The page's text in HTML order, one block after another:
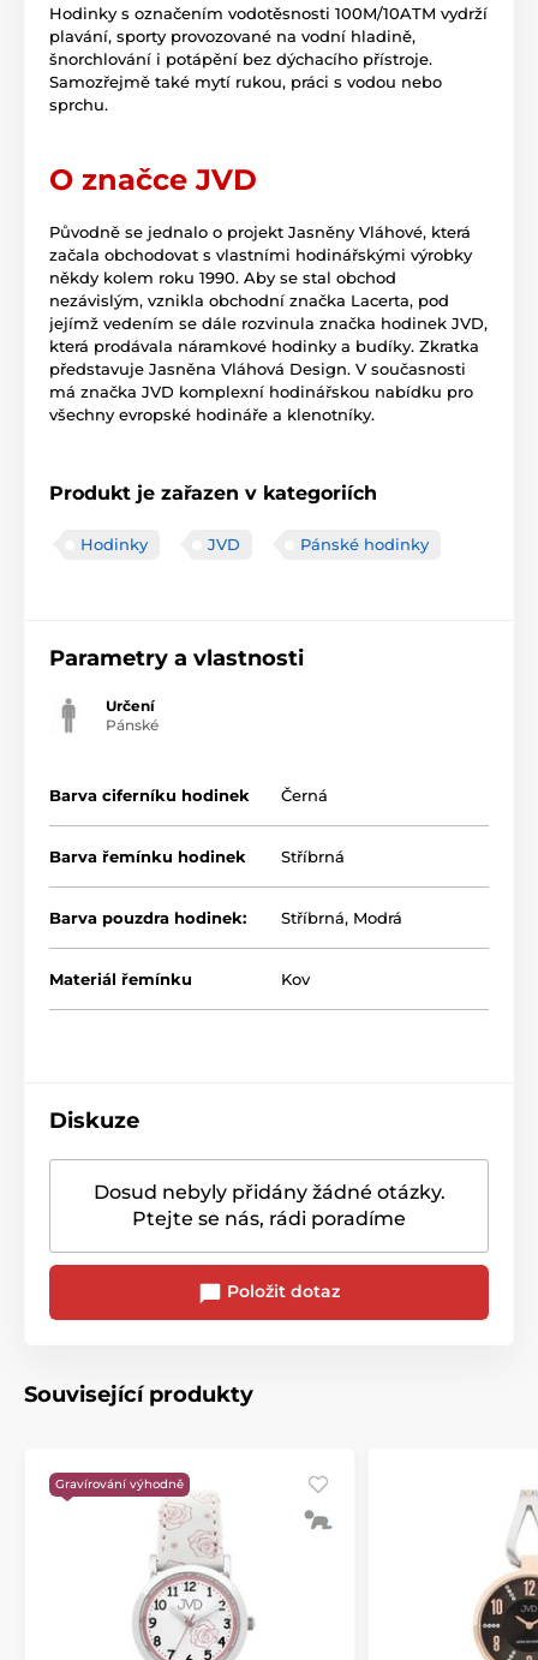
Hodinky s označením vodotěsnosti 100M/10ATM vydrží
plavání, sporty provozované na vodní hladině,
šnorchlování i potápění bez dýchacího přístroje.
Samozřejmě také mytí rukou, práci s vodou nebo
sprchu.
O značce JVD
Původně se jednalo o projekt Jasněny Vláhové, která
začala obchodovat s vlastními hodinářskými výrobky
někdy kolem roku 1990. Aby se stal obchod
nezávislým, vznikla obchodní značka Lacerta, pod
jejímž vedením se dále rozvinula značka hodinek JVD,
která prodávala náramkové hodinky a budíky. Zkratka
představuje Jasněna Vláhová Design. V současnosti
má značka JVD komplexní hodinářskou nabídku pro
všechny evropské hodináře a klenotníky.
Produkt je zařazen v kategoriích
Hodinky JVD Pánské hodinky
Parametry a vlastnosti
Určení
Pánské
Barva ciferníku hodinek Černá
Barva řemínku hodinek Stříbrná
Barva pouzdra hodinek: Stříbrná, Modrá
Materiál řemínku Kov
Diskuze
Dosud nebyly přidány žádné otázky.
Ptejte se nás, rádi poradíme
Položit dotaz
Související produkty
Gravírování výhodně